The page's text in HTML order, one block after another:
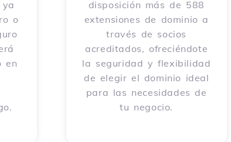
o
en
disposición más de 588
extensiones de dominio a
través de socios
acreditados, ofreciéndote
la seguridad y flexibilidad
de elegir el dominio ideal
para las necesidades de
tu negocio.